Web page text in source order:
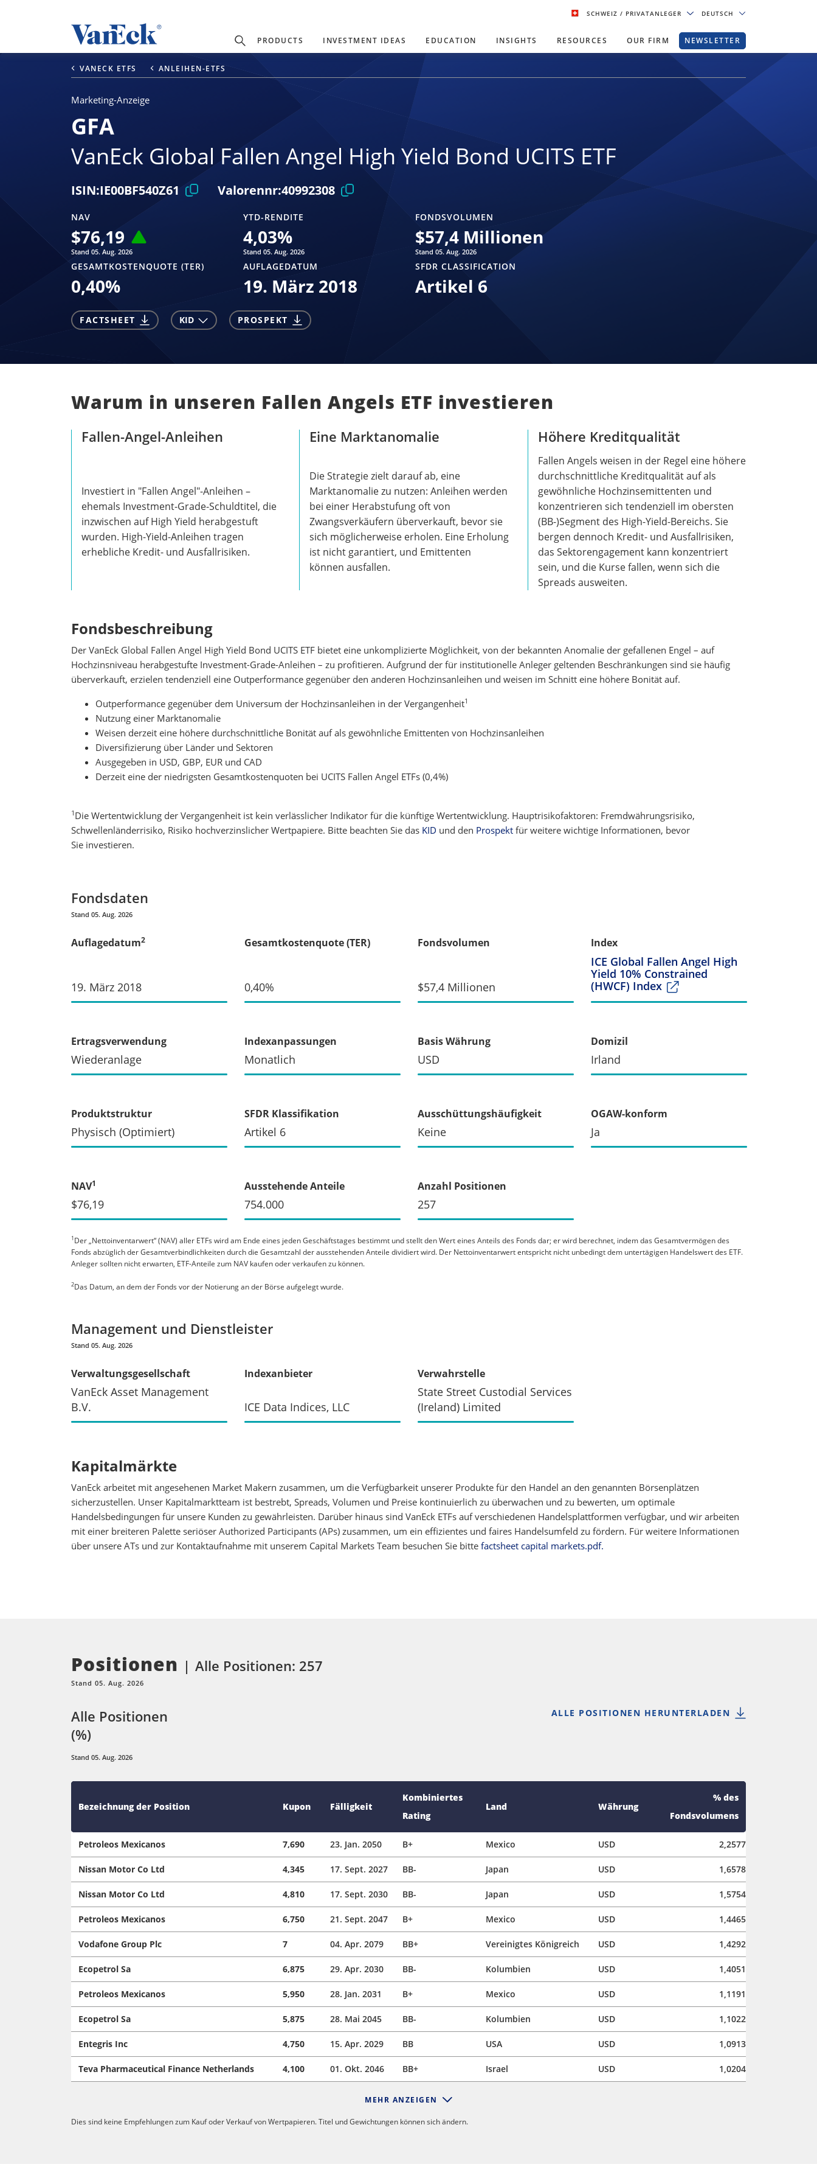
SCHWEIZ/ PRIVATANLEGER DEUTSCH
PRODUCTS INVESTMENT IDEAS EDUCATION INSIGHTS RESOURCES OUR FIRM NEWSLETTER
VANECK ETFS ANLEIHEN-ETFS
Marketing-Anzeige
GFA
VanEck Global Fallen Angel High Yield Bond UCITS ETF
ISIN:IE00BF540Z61 Valorennr:40992308
NAV
$76,19
Stand 05. Aug. 2026
YTD-RENDITE
4,03%
Stand 05. Aug. 2026
FONDSVOLUMEN
$57,4 Millionen
Stand 05. Aug. 2026
GESAMTKOSTENQUOTE (TER)
0,40%
AUFLAGEDATUM
19. März 2018
SFDR CLASSIFICATION
Artikel 6
FACTSHEET KID PROSPEKT
Warum in unseren Fallen Angels ETF investieren
Fallen-Angel-Anleihen
Investiert in "Fallen Angel"-Anleihen –
ehemals Investment-Grade-Schuldtitel, die
inzwischen auf High Yield herabgestuft
wurden. High-Yield-Anleihen tragen
erhebliche Kredit- und Ausfallrisiken.
Eine Marktanomalie
Die Strategie zielt darauf ab, eine
Marktanomalie zu nutzen: Anleihen werden
bei einer Herabstufung oft von
Zwangsverkäufern überverkauft, bevor sie
sich möglicherweise erholen. Eine Erholung
ist nicht garantiert, und Emittenten
können ausfallen.
Höhere Kreditqualität
Fallen Angels weisen in der Regel eine höhere
durchschnittliche Kreditqualität auf als
gewöhnliche Hochzinsemittenten und
konzentrieren sich tendenziell im obersten
(BB-)Segment des High-Yield-Bereichs. Sie
bergen dennoch Kredit- und Ausfallrisiken,
das Sektorengagement kann konzentriert
sein, und die Kurse fallen, wenn sich die
Spreads ausweiten.
Fondsbeschreibung
Der VanEck Global Fallen Angel High Yield Bond UCITS ETF bietet eine unkomplizierte Möglichkeit, von der bekannten Anomalie der gefallenen Engel – auf
Hochzinsniveau herabgestufte Investment-Grade-Anleihen – zu profitieren. Aufgrund der für institutionelle Anleger geltenden Beschränkungen sind sie häufig
überverkauft, erzielen tendenziell eine Outperformance gegenüber den anderen Hochzinsanleihen und weisen im Schnitt eine höhere Bonität auf.
Outperformance gegenüber dem Universum der Hochzinsanleihen in der Vergangenheit1
Nutzung einer Marktanomalie
Weisen derzeit eine höhere durchschnittliche Bonität auf als gewöhnliche Emittenten von Hochzinsanleihen
Diversifizierung über Länder und Sektoren
Ausgegeben in USD, GBP, EUR und CAD
Derzeit eine der niedrigsten Gesamtkostenquoten bei UCITS Fallen Angel ETFs (0,4%)
1 Die Wertentwicklung der Vergangenheit ist kein verlässlicher Indikator für die künftige Wertentwicklung. Hauptrisikofaktoren: Fremdwährungsrisiko,
Schwellenländerrisiko, Risiko hochverzinslicher Wertpapiere. Bitte beachten Sie das KID und den Prospekt für weitere wichtige Informationen, bevor
Sie investieren.
Fondsdaten
Stand 05. Aug. 2026
Auflagedatum2
19. März 2018
Gesamtkostenquote (TER)
0,40%
Fondsvolumen
$57,4 Millionen
Index
ICE Global Fallen Angel High
Yield 10% Constrained
(HWCF) Index
Ertragsverwendung
Wiederanlage
Indexanpassungen
Monatlich
Basis Währung
USD
Domizil
Irland
Produktstruktur
Physisch (Optimiert)
SFDR Klassifikation
Artikel 6
Ausschüttungshäufigkeit
Keine
OGAW-konform
Ja
NAV1
$76,19
Ausstehende Anteile
754.000
Anzahl Positionen
257
1Der „Nettoinventarwert“ (NAV) aller ETFs wird am Ende eines jeden Geschäftstages bestimmt und stellt den Wert eines Anteils des Fonds dar; er wird berechnet, indem das Gesamtvermögen des
Fonds abzüglich der Gesamtverbindlichkeiten durch die Gesamtzahl der ausstehenden Anteile dividiert wird. Der Nettoinventarwert entspricht nicht unbedingt dem untertägigen Handelswert des ETF.
Anleger sollten nicht erwarten, ETF-Anteile zum NAV kaufen oder verkaufen zu können.
2Das Datum, an dem der Fonds vor der Notierung an der Börse aufgelegt wurde.
Management und Dienstleister
Stand 05. Aug. 2026
Verwaltungsgesellschaft
VanEck Asset Management
B.V.
Indexanbieter
ICE Data Indices, LLC
Verwahrstelle
State Street Custodial Services
(Ireland) Limited
Kapitalmärkte
VanEck arbeitet mit angesehenen Market Makern zusammen, um die Verfügbarkeit unserer Produkte für den Handel an den genannten Börsenplätzen
sicherzustellen. Unser Kapitalmarktteam ist bestrebt, Spreads, Volumen und Preise kontinuierlich zu überwachen und zu bewerten, um optimale
Handelsbedingungen für unsere Kunden zu gewährleisten. Darüber hinaus sind VanEck ETFs auf verschiedenen Handelsplattformen verfügbar, und wir arbeiten
mit einer breiteren Palette seriöser Authorized Participants (APs) zusammen, um ein effizientes und faires Handelsumfeld zu fördern. Für weitere Informationen
über unsere ATs und zur Kontaktaufnahme mit unserem Capital Markets Team besuchen Sie bitte factsheet capital markets.pdf.
Positionen
Stand 05. Aug. 2026
Alle Positionen: 257
Alle Positionen
(%)
Stand 05. Aug. 2026
ALLE POSITIONEN HERUNTERLADEN
Bezeichnung der Position Kupon Fälligkeit
Kombiniertes
Rating
Land Währung
% des
Fondsvolumens
Petroleos Mexicanos 7,690 23. Jan. 2050 B+ Mexico USD 2,2577
Nissan Motor Co Ltd 4,345 17. Sept. 2027 BB- Japan USD 1,6578
Nissan Motor Co Ltd 4,810 17. Sept. 2030 BB- Japan USD 1,5754
Petroleos Mexicanos 6,750 21. Sept. 2047 B+ Mexico USD 1,4465
Vodafone Group Plc 7 04. Apr. 2079 BB+ Vereinigtes Königreich USD 1,4292
Ecopetrol Sa 6,875 29. Apr. 2030 BB- Kolumbien USD 1,4051
Petroleos Mexicanos 5,950 28. Jan. 2031 B+ Mexico USD 1,1191
Ecopetrol Sa 5,875 28. Mai 2045 BB- Kolumbien USD 1,1022
Entegris Inc 4,750 15. Apr. 2029 BB USA USD 1,0913
Teva Pharmaceutical Finance Netherlands 4,100 01. Okt. 2046 BB+ Israel USD 1,0204
MEHR ANZEIGEN
Dies sind keine Empfehlungen zum Kauf oder Verkauf von Wertpapieren. Titel und Gewichtungen können sich ändern.